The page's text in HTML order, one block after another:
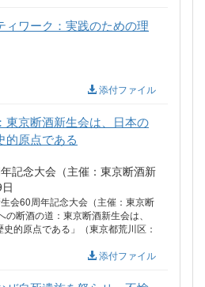
ィワーク：実践のための理
添付ファイル
東京断酒新生会は、日本の
的原点である
記念大会（主催：東京断酒新
会60周年記念大会（主催：東京断
断酒の道：東京断酒新生会は、
的原点である」（東京都荒川区：
添付ファイル